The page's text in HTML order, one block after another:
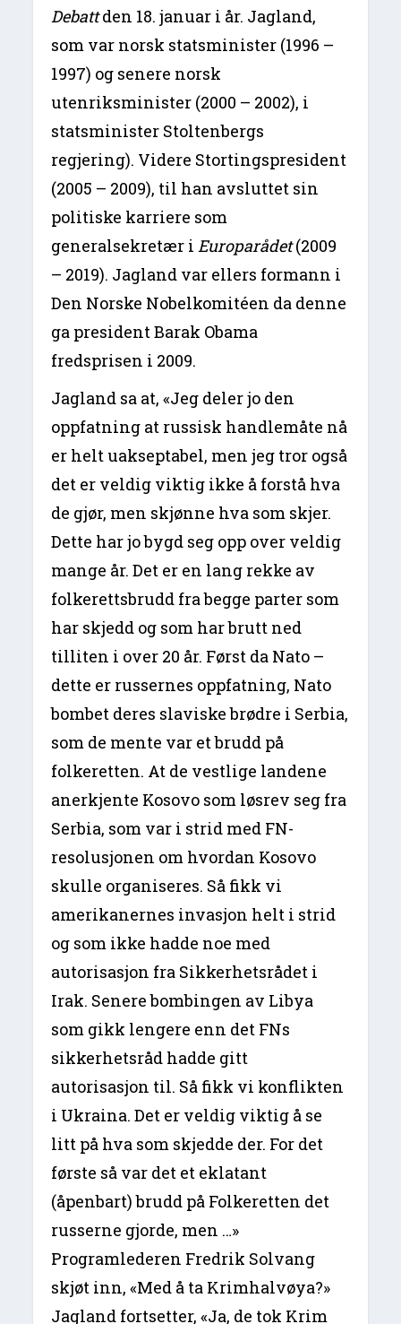
Debattden 18. januar i år. Jagland,
som var norsk statsminister (1996 –
1997) og senere norsk
utenriksminister (2000 – 2002), i
statsminister Stoltenbergs
regjering). Videre Stortingspresident
(2005 – 2009), til han avsluttet sin
politiske karriere som
generalsekretær iEuroparådet(2009
– 2019). Jagland var ellers formann i
Den Norske Nobelkomitéen da denne
ga president Barak Obama
fredsprisen i 2009.
Jagland sa at, «Jeg deler jo den
oppfatning at russisk handlemåte nå
er helt uakseptabel, men jeg tror også
det er veldig viktig ikke å forstå hva
de gjør, men skjønne hva som skjer.
Dette har jo bygd seg opp over veldig
mange år. Det er en lang rekke av
folkerettsbrudd fra begge parter som
har skjedd og som har brutt ned
tilliten i over 20 år. Først da Nato –
dette er russernes oppfatning, Nato
bombet deres slaviske brødre i Serbia,
som de mente var et brudd på
folkeretten. At de vestlige landene
anerkjente Kosovo som løsrev seg fra
Serbia, som var i strid med FN-
resolusjonen om hvordan Kosovo
skulle organiseres. Så fikk vi
amerikanernes invasjon helt i strid
og som ikke hadde noe med
autorisasjon fra Sikkerhetsrådet i
Irak. Senere bombingen av Libya
som gikk lengere enn det FNs
sikkerhetsråd hadde gitt
autorisasjon til. Så fikk vi konflikten
i Ukraina. Det er veldig viktig å se
litt på hva som skjedde der. For det
første så var det et eklatant
(åpenbart) brudd på Folkeretten det
russerne gjorde, men …»
Programlederen Fredrik Solvang
skjøt inn, «Med å ta Krimhalvøya?»
Jagland fortsetter, «Ja, de tok Krim